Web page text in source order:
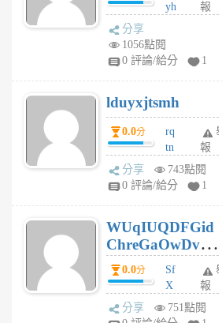
月
yh
jl
月
前
報
分享
1056點閱
0 評論/給分
1
lduyxjtsmh
0.0分
rq
tn
jt
gl
個
月
前
舉
報
分享
743點閱
0 評論/給分
1
WUqIUQDFGid
ChreGaOwDv
dY0.0分
Sf
X
Pe
Jc
舉
報
分享
751點閱